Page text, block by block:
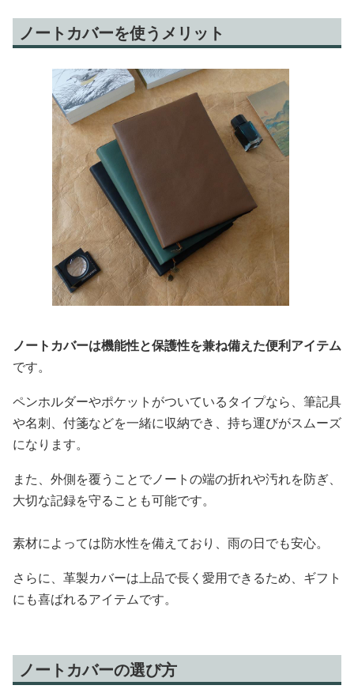
ノートカバーを使うメリット
ノートカバーは機能性と保護性を兼ね備えた便利アイテム
です。
ペンホルダーやポケットがついているタイプなら、筆記具
や名刺、付箋などを一緒に収納でき、持ち運びがスムーズ
になります。
また、外側を覆うことでノートの端の折れや汚れを防ぎ、
大切な記録を守ることも可能です。
素材によっては防水性を備えており、雨の日でも安心。
さらに、革製カバーは上品で長く愛用できるため、ギフト
にも喜ばれるアイテムです。
ノートカバーの選び方